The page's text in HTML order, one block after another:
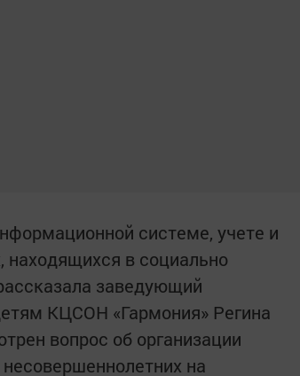
системе, учете и
находящихся в социально
заведующий
КЦСОН «Гармония» Регина
вопрос об организации
на